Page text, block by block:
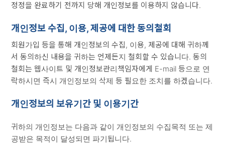
정정을 완료하기 전까지 당해 개인정보를 이용하지 않습니다.
개인정보 수집, 이용, 제공에 대한 동의철회
회원가입 등을 통해 개인정보의 수집, 이용, 제공에 대해 귀하께
서 동의하신 내용을 귀하는 언제든지 철회할 수 있습니다. 동의
철회는 웹사이트 및 개인정보관리책임자에게 E-mail 등으로 연
락하시면 즉시 개인정보의 삭제 등 필요한 조치를 하겠습니다.
개인정보의 보유기간 및 이용기간
귀하의 개인정보는 다음과 같이 개인정보의 수집목적 또는 제
공받은 목적이 달성되면 파기됩니다.